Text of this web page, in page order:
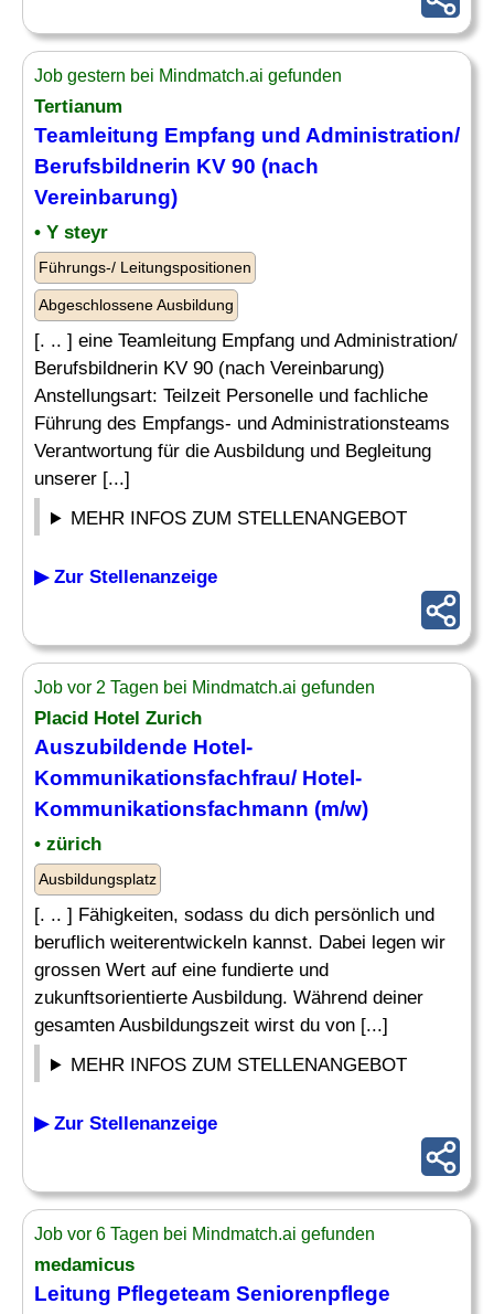
Job gestern bei Mindmatch.ai gefunden
Tertianum
Teamleitung Empfang und Administration/
Berufsbildnerin KV 90 (nach
Vereinbarung)
• Y steyr
Führungs-/ Leitungspositionen
Abgeschlossene Ausbildung
[. .. ] eine Teamleitung Empfang und Administration/
Berufsbildnerin KV 90 (nach Vereinbarung)
Anstellungsart: Teilzeit Personelle und fachliche
Führung des Empfangs- und Administrationsteams
Verantwortung für die Ausbildung und Begleitung
unserer [...]
MEHR INFOS ZUM STELLENANGEBOT
▶ Zur Stellenanzeige
Job vor 2 Tagen bei Mindmatch.ai gefunden
Placid Hotel Zurich
Auszubildende Hotel-
Kommunikationsfachfrau/ Hotel-
Kommunikationsfachmann (m/w)
• zürich
Ausbildungsplatz
[. .. ] Fähigkeiten, sodass du dich persönlich und
beruflich weiterentwickeln kannst. Dabei legen wir
grossen Wert auf eine fundierte und
zukunftsorientierte Ausbildung. Während deiner
gesamten Ausbildungszeit wirst du von [...]
MEHR INFOS ZUM STELLENANGEBOT
▶ Zur Stellenanzeige
Job vor 6 Tagen bei Mindmatch.ai gefunden
medamicus
Leitung Pflegeteam Seniorenpflege